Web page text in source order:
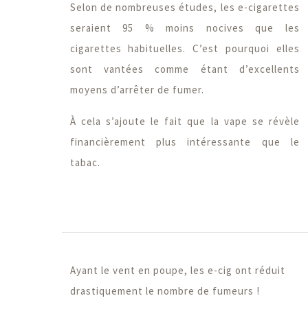
Selon de nombreuses études, les e-cigarettes
seraient 95 % moins nocives que les
cigarettes habituelles. C’est pourquoi elles
sont vantées comme étant d’excellents
moyens d’arrêter de fumer.
À cela s’ajoute le fait que la vape se révèle
financièrement plus intéressante que le
tabac.
Ayant le vent en poupe, les e-cig ont réduit
drastiquement le nombre de fumeurs !